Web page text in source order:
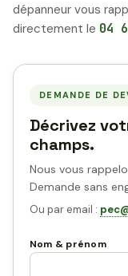
dépanneur vous
directement le 04
DEMANDE DE
Décrivez
champs.
Nous vous
Demande sans
Ou par email :
Nom & prénom